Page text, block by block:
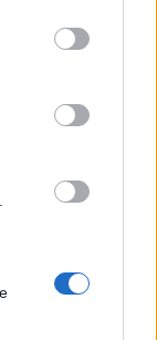
may click to
party tags to
below Google